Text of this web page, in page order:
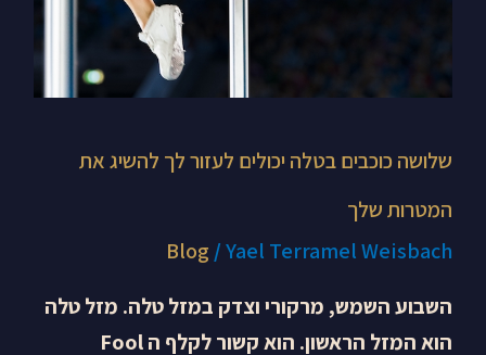
שלושה כוכבים בטלה יכולים לעזור לך להשיג את
המטרות שלך
Blog /Yael Terramel Weisbach
השבוע השמש, מרקורי וצדק במזל טלה. מזל טלה
הוא המזל הראשון. הוא קשור לקלף ה Fool